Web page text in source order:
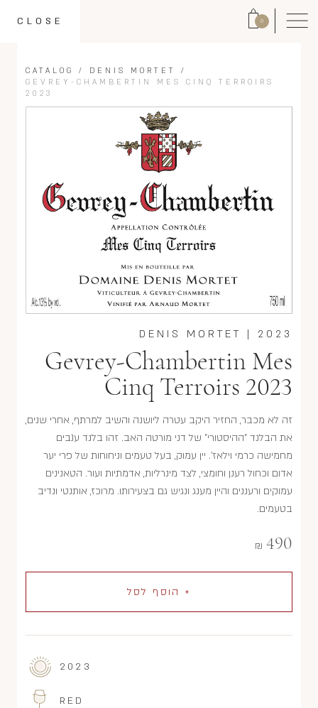
0
CLOSE
CATALOG / DENIS MORTET
/
GEVREY-CHAMBERTIN MES CINQ TERROIRS
2023
2023
DENIS MORTET
Gevrey-Chambertin Mes
Cinq Terroirs 2023
זה לא מכבר, החזיר היקב עטרה ליושנה והשיב למרתף, אחרי שנים,
את הבלנד "ההיסטורי" של דני מורטה האב. זהו בלנד ענבים
מחמישה כרמי וילאז'. יין עמוק, בעל טעמים וניחוחות של פרי יער
אדום וכחול רענן וחומצי, לצד מינרליות, אדמתיות ועור. הטאנינים
עמוקים ורעננים והיין מענג ונגיש גם בצעירותו. מרוכז, אותנטי ונדיב
בטעמים.
490
₪
+ הוסף לסל
2023
RED